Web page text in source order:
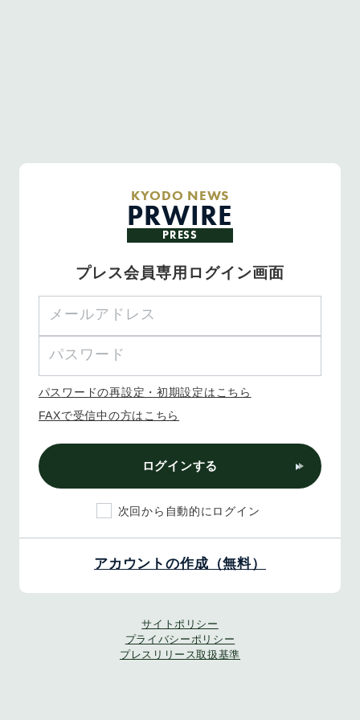
KYODO NEWS
PRWIRE
PRESS
プレス会員専用ログイン画面
パスワードの再設定・初期設定はこちら
FAXで受信中の方はこちら
ログインする
次回から自動的にログイン
アカウントの作成（無料）
サイトポリシー
プライバシーポリシー
プレスリリース取扱基準